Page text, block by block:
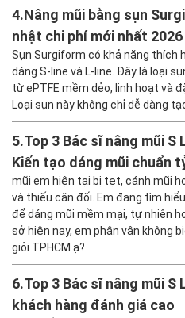
Hiện nay, giá sửa mũi dao động
Các ca sửa mũi cơ bản thường
đồng, trong khi nâng mũi cấu
mũi hỏng sẽ cao hơn khoảng trên
4. Nâng mũi bằng sụn
nhật chi phí mới nhất 2026
Sụn Surgiform có khả năng thích
dáng S-line và L-line. Đây là loại
từ ePTFE mềm dẻo, linh hoạt và
Loại sụn này không chỉ dễ dàng
5.Top 3 Bác sĩ nâng mũi S
Kiến tạo dáng mũi chuẩn
và thiếu cân đối. Em đang tìm
để dáng mũi mềm mại, tự nhiên
sở hiện nay, em phân vân không